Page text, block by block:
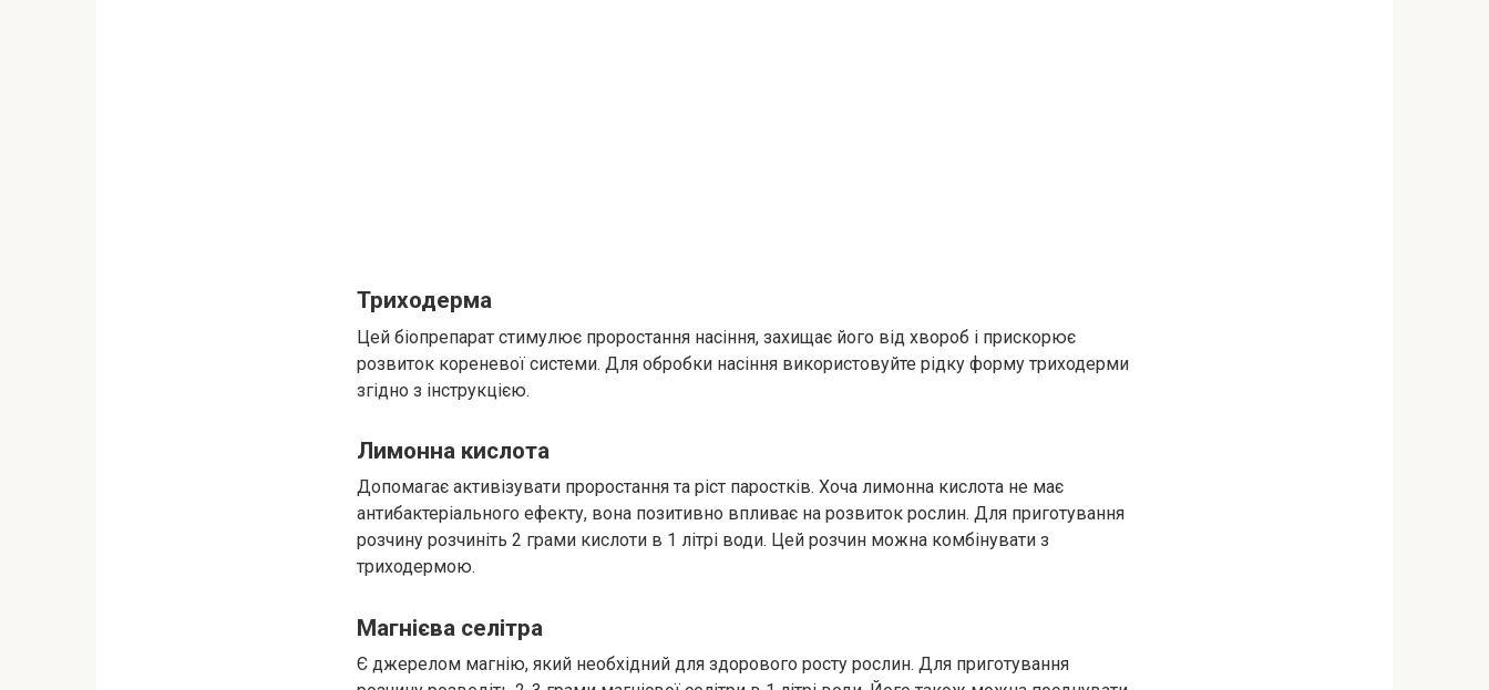
Триходерма
Цей біопрепарат стимулює проростання насіння, захищає його від хвороб і прискорює
розвиток кореневої системи. Для обробки насіння використовуйте рідку форму триходерми
згідно з інструкцією.
Лимонна кислота
Допомагає активізувати проростання та ріст паростків. Хоча лимонна кислота не має
антибактеріального ефекту, вона позитивно впливає на розвиток рослин. Для приготування
розчину розчиніть 2 грами кислоти в 1 літрі води. Цей розчин можна комбінувати з
триходермою.
Магнієва селітра
Є джерелом магнію, який необхідний для здорового росту рослин. Для приготування